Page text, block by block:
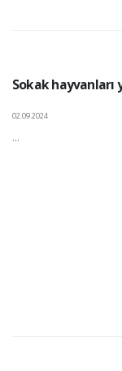
Sokak
02.09.2024
...